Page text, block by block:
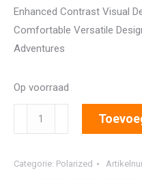
Enhanced Contrast Visual
Comfortable Versatile
Adventures
Op voorraad
aantal
Categorie: Polarized